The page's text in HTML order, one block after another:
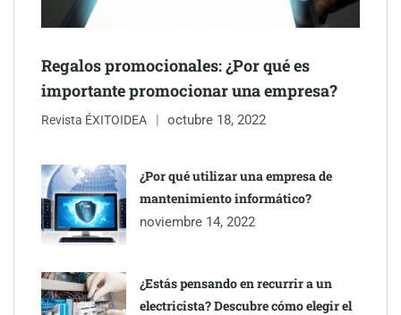
mano de Tormo Franquicias
Regalos promocionales: ¿Por qué es
importante promocionar una empresa?
Revista ÉXITOIDEA octubre 18, 2022
¿Por qué utilizar una empresa de
mantenimiento informático?
noviembre 14, 2022
¿Estás pensando en recurrir a un
electricista? Descubre cómo elegir el